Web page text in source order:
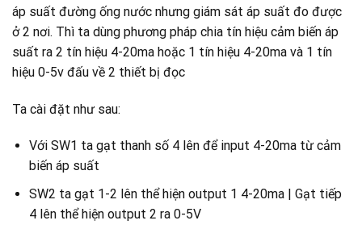
áp suất đường ống nước nhưng giám sát áp suất đo được
ở 2 nơi. Thì ta dùng phương pháp chia tín hiệu cảm biến áp
suất ra 2 tín hiệu 4-20ma hoặc 1 tín hiệu 4-20ma và 1 tín
hiệu 0-5v đấu về 2 thiết bị đọc
Ta cài đặt như sau:
Với SW1 ta gạt thanh số 4 lên để input 4-20ma từ cảm
biến áp suất
SW2 ta gạt 1-2 lên thể hiện output 1 4-20ma | Gạt tiếp
4 lên thể hiện output 2 ra 0-5V